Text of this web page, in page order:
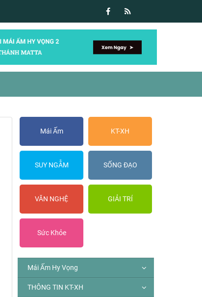
Mái Ấm KT-XH
SUY NGẪM SỐNG ĐẠO
VĂN NGHỆ GIẢI TRÍ
Sức Khỏe
Mái Ấm Hy Vọng
THÔNG TIN KT-XH